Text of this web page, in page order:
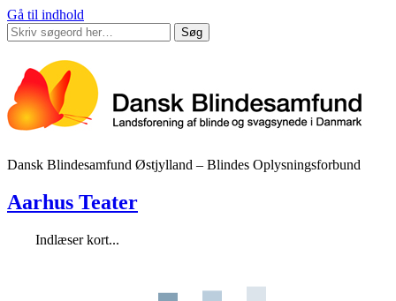
Gå til indhold
Søg
Dansk Blindesamfund Østjylland – Blindes Oplysningsforbund
Aarhus Teater
Indlæser kort...